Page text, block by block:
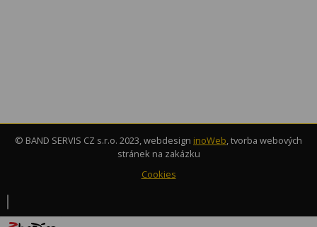
© BAND SERVIS CZ s.r.o. 2023, webdesign inoWeb, tvorba webových
stránek na zakázku
Cookies